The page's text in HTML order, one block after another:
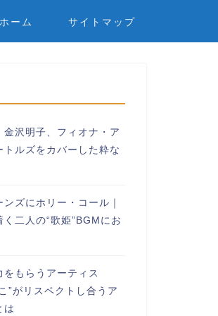
ホーム サイトマップ
金沢明子、フィオナ・ア
トルズをカバーした粋な
ンズにホリー・コール｜
二人の“歌姫”BGMにお
をもらうアーティス
”がリスペクトし合うア
は